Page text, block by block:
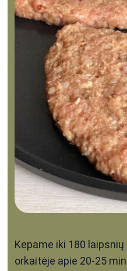
Kepame iki 180
orkaitėje apie 20-25